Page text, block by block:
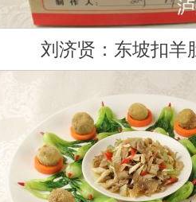
刘济贤：东坡扣羊